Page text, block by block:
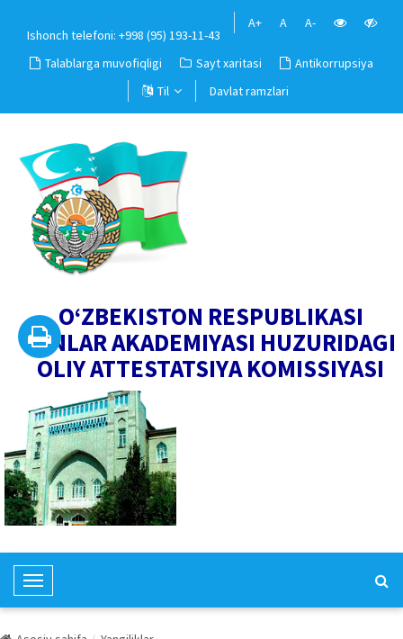
Ishonch telefoni: +998 (95) 193-11-43
A+ A A-
Talablarga muvofiqligi Sayt xaritasi
Antikorrupsiya
Til
Davlat ramzlari
O‘ZBEKISTON RESPUBLIKASI
FANLAR AKADEMIYASI HUZURIDAGI
OLIY ATTESTATSIYA KOMISSIYASI
T
o